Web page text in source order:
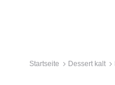
Startseite Dessert kalt